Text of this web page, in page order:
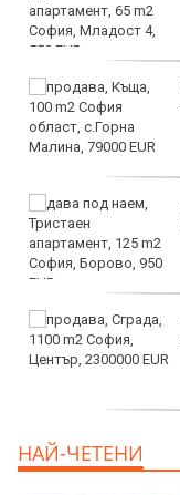
НАЙ-ЧЕТЕНИ